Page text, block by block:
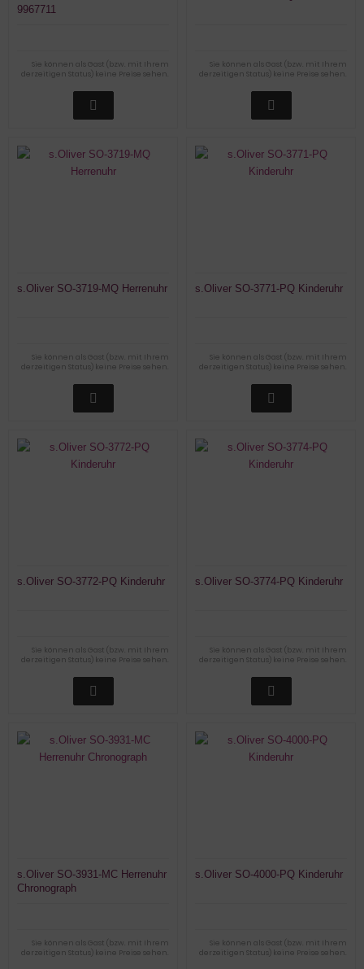
9967711
Sie können als Gast (bzw. mit Ihrem
derzeitigen Status) keine Preise sehen.
Sie können als Gast (bzw. mit Ihrem
derzeitigen Status) keine Preise sehen.
s.Oliver SO-3719-MQ Herrenuhr
Sie können als Gast (bzw. mit Ihrem
derzeitigen Status) keine Preise sehen.
s.Oliver SO-3771-PQ Kinderuhr
Sie können als Gast (bzw. mit Ihrem
derzeitigen Status) keine Preise sehen.
s.Oliver SO-3772-PQ Kinderuhr
Sie können als Gast (bzw. mit Ihrem
derzeitigen Status) keine Preise sehen.
s.Oliver SO-3774-PQ Kinderuhr
Sie können als Gast (bzw. mit Ihrem
derzeitigen Status) keine Preise sehen.
s.Oliver SO-3931-MC Herrenuhr
Chronograph
Sie können als Gast (bzw. mit Ihrem
derzeitigen Status) keine Preise sehen.
s.Oliver SO-4000-PQ Kinderuhr
Sie können als Gast (bzw. mit Ihrem
derzeitigen Status) keine Preise sehen.